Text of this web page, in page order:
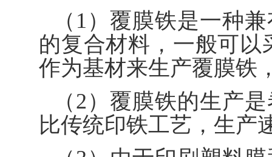
（1）覆膜铁是一种
的复合材料，一般可
作为基材来生产覆膜铁
（2）覆膜铁的生产
比传统印铁工艺，生产